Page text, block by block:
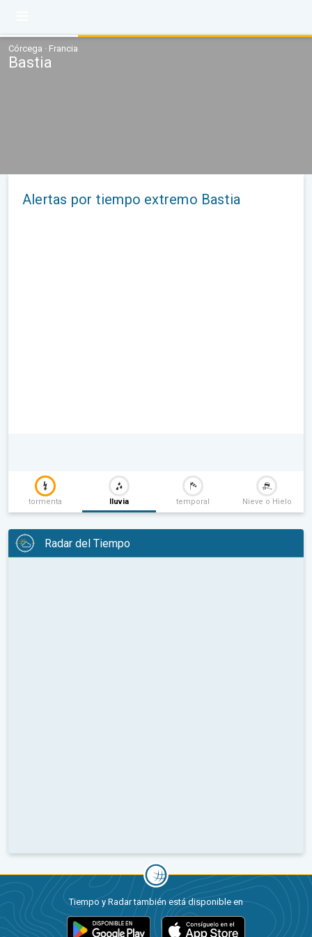
Córcega · Francia
Bastia
Alertas por tiempo extremo Bastia
tormenta lluvia temporal Nieve o Hielo
Radar del Tiempo
Tiempo y Radar también está disponible en